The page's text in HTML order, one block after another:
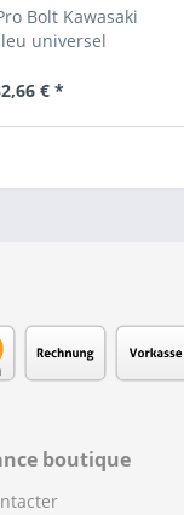
Bolt Kawasaki
universel
€ *
boutique